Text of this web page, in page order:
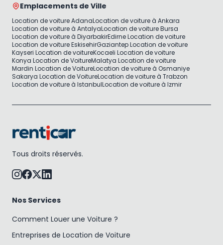
Emplacements de Ville
Location de voiture AdanaLocation de voiture à Ankara
Location de voiture à AntalyaLocation de voiture Bursa
Location de voiture à DiyarbakirEdirne Location de voiture
Location de voiture EskisehirGaziantep Location de voiture
Kayseri Location de voitureKocaeli Location de voiture
Konya Location de VoitureMalatya Location de voiture
Mardin Location de VoitureLocation de voiture à Osmaniye
Sakarya Location de VoitureLocation de voiture à Trabzon
Location de voiture à IstanbulLocation de voiture à Izmir
Tous droits réservés.
Nos Services
Comment Louer une Voiture ?
Entreprises de Location de Voiture